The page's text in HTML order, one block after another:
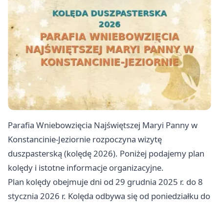
Parafia Wniebowzięcia Najświętszej Maryi Panny w
Konstancinie-Jeziornie rozpoczyna wizytę
duszpasterską (kolędę 2026). Poniżej podajemy plan
kolędy i istotne informacje organizacyjne.
Plan kolędy obejmuje dni od 29 grudnia 2025 r. do 8
stycznia 2026 r. Kolęda odbywa się od poniedziałku do